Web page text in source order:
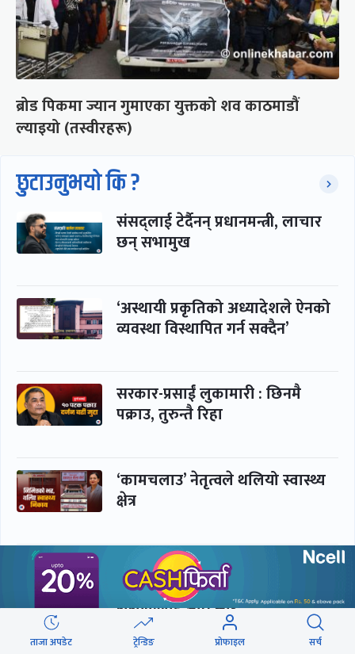
ब्रोड पिकमा ज्यान गुमाएका युक्तको शव काठमाडौं
ल्याइयो (तस्वीरहरू)
छुटाउनुभयो कि ?
संसद्लाई टेर्दैनन् प्रधानमन्त्री, लाचार
छन् सभामुख
‘अस्थायी प्रकृतिको अध्यादेशले ऐनको
व्यवस्था विस्थापित गर्न सक्दैन’
सरकार-प्रसाईं लुकामारी : छिनमै
पक्राउ, तुरुन्तै रिहा
‘कामचलाउ’ नेतृत्वले थलियो स्वास्थ्य
क्षेत्र
पूर्णबहादुर-शेखर : पार्टी सभापति
ताक्थे, विभाजनको संघारमा
शशांकलाई अघि सारे
ताजा अपडेट ट्रेन्डिङ प्रोफाइल सर्च